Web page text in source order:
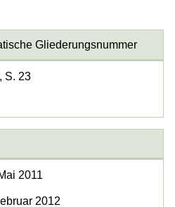
Gliederungsnummer
S. 23
2011
2012